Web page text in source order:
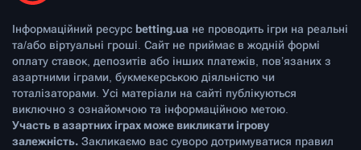
Інформаційний ресурс betting.ua не проводить ігри на реальні
та/або віртуальні гроші. Сайт не приймає в жодній формі
оплату ставок, депозитів або інших платежів, пов’язаних з
азартними іграми, букмекерською діяльністю чи
тоталізаторами. Усі матеріали на сайті публікуються
виключно з ознайомчою та інформаційною метою.
Участь в азартних іграх може викликати ігрову
залежність. Закликаємо вас суворо дотримуватися правил